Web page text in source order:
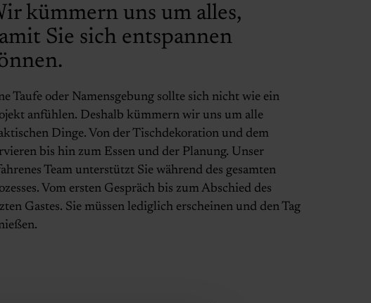
kümmern uns um alles,
Sie sich entspannen
Taufe oder Namensgebung sollte sich nicht wie ein
anfühlen. Deshalb kümmern wir uns um alle
Dinge. Von der Tischdekoration und dem
bis hin zum Essen und der Planung. Unser
Team unterstützt Sie während des gesamten
Vom ersten Gespräch bis zum Abschied des
Gastes. Sie müssen lediglich erscheinen und den Tag